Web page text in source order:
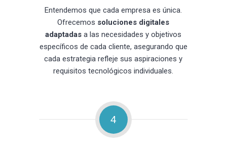
Entendemos que cada empresa es única.
Ofrecemos soluciones digitales
adaptadas a las necesidades y objetivos
específicos de cada cliente, asegurando que
cada estrategia refleje sus aspiraciones y
requisitos tecnológicos individuales.
4